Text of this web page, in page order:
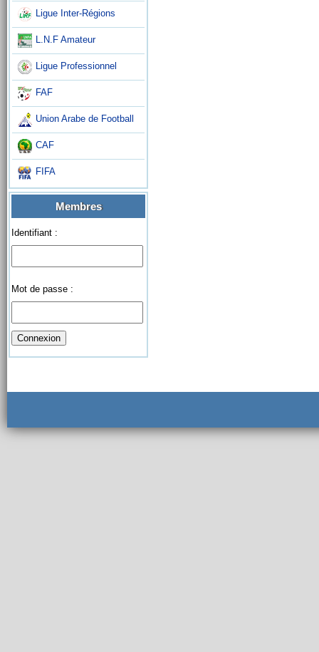
Ligue Inter-Régions
L.N.F Amateur
Ligue Professionnel
FAF
Union Arabe de Football
CAF
FIFA
Membres
Identifiant :
Mot de passe :